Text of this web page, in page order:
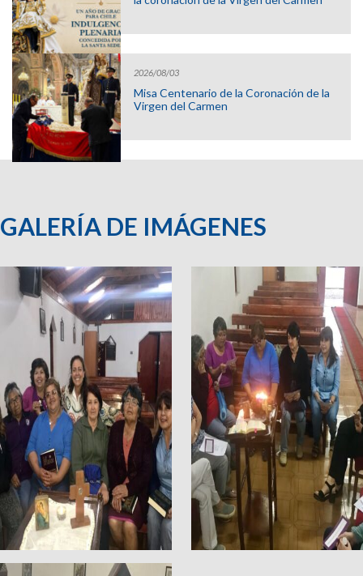
2026/08/03
Misa Centenario de la Coronación de la
Virgen del Carmen
GALERÍA DE IMÁGENES